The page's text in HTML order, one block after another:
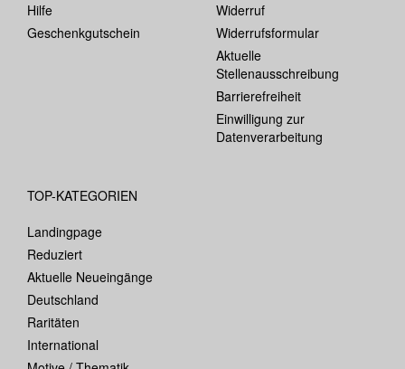
Hilfe
Geschenkgutschein
Widerruf
Widerrufsformular
Aktuelle
Stellenausschreibung
Barrierefreiheit
Einwilligung zur
Datenverarbeitung
TOP-KATEGORIEN
Landingpage
Reduziert
Aktuelle Neueingänge
Deutschland
Raritäten
International